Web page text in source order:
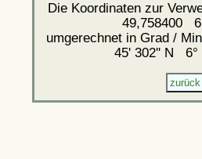
Die Koordinaten zur
49,758400
umgerechnet in Grad /
45' 302'' N 6°